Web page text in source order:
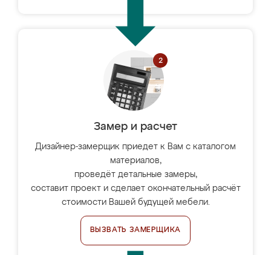
Замер и расчет
Дизайнер-замерщик приедет к Вам с каталогом
материалов,
проведёт детальные замеры,
составит проект и сделает окончательный расчёт
стоимости Вашей будущей мебели.
ВЫЗВАТЬ ЗАМЕРЩИКА